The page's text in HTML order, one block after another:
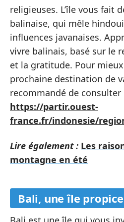
religieuses. L’île vous fait
balinaise, qui mêle
influences javanaises.
vivre balinais, basé sur le
et la gratitude. Pour
prochaine destination de
recommandé de consulter
https://partir.ouest-
france.fr/indonesie/
Lire également : Les
montagne en été
Bali, une île